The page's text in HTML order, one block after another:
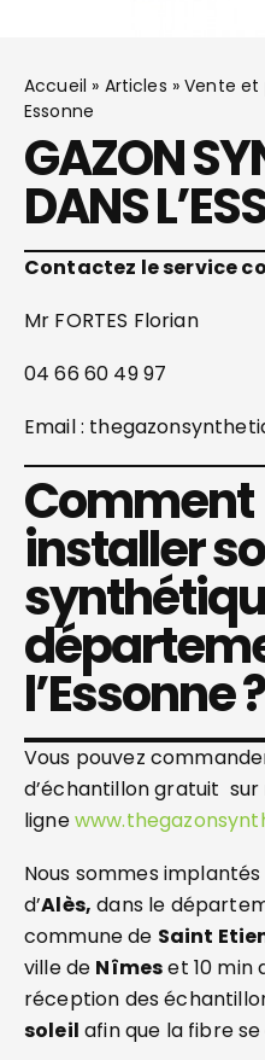
Accueil » Articles »Vente et
Essonne
GAZON
DANS
Contactez le service
Mr FORTES Florian
04 66 60 49 97
Email :
Comment
installer
l’Essonne ?
Vous pouvez
d’échantillon gratuit
ligne
Nous sommes
d’Alès, dans le
commune de Saint
ville de Nîmeset 10 min
réception des
soleil afin que la fibre se